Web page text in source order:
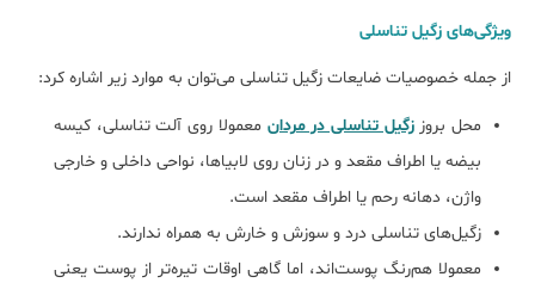
ویژگی‌های زگیل تناسلی
از جمله خصوصیات ضایعات زگیل تناسلی می‌توان به موارد زیر اشاره کرد:
محل بروززگیل‌ تناسلی در مردان معمولا روی آلت تناسلی، کیسه
بیضه یا اطراف مقعد و در زنان روی لابیاها، نواحی داخلی و خارجی
واژن، دهانه رحم یا اطراف مقعد است.
زگیل‌های تناسلی درد و سوزش و خارش به همراه ندارند.
معمولا هم‌رنگ پوست‌اند، اما گاهی اوقات تیره‌تر از پوست یعنی